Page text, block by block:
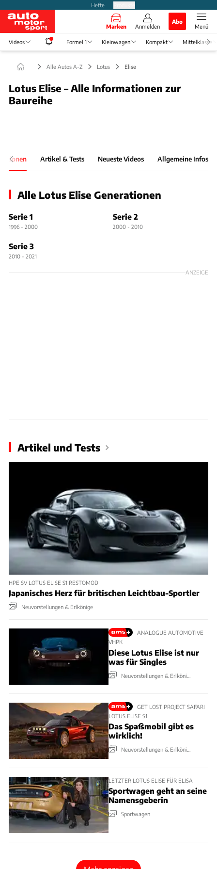
Hefte
Marken Anmelden
Abo
Menü
Videos Formel 1 Kleinwagen Kompakt Mittelklasse
Alle Autos A-Z Lotus Elise
Lotus Elise – Alle Informationen zur
Baureihe
Artikel & Tests Neueste Videos Allgemeine Infos
Alle Lotus Elise Generationen
Serie 1
1996 - 2000
Serie 2
2000 - 2010
Serie 3
2010 - 2021
ANZEIGE
Artikel und Tests
HPE SV LOTUS ELISE S1 RESTOMOD
Japanisches Herz für britischen Leichtbau-Sportler
Neuvorstellungen & Erlkönige
ANALOGUE AUTOMOTIVE
VHPK
Diese Lotus Elise ist nur
was für Singles
Neuvorstellungen & Erlkönige
GET LOST PROJECT SAFARI
LOTUS ELISE S1
Das Spaßmobil gibt es
wirklich!
Neuvorstellungen & Erlkönige
LETZTER LOTUS ELISE FÜR ELISA
Sportwagen geht an seine
Namensgeberin
Sportwagen